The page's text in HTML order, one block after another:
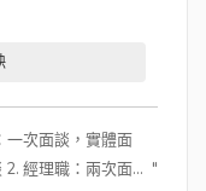
經理職：兩次面